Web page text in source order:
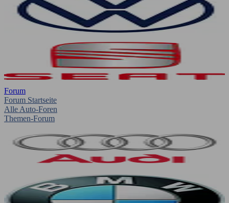
Forum
Forum Startseite
Alle Auto-Foren
Themen-Forum